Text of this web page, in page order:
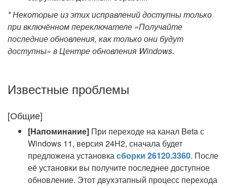
* Некоторые из этих исправлений доступны только
при включённом переключателе «Получайте
последние обновления, как только они будут
доступны» в Центре обновления Windows.
Известные проблемы
[Общие]
[Напоминание] При переходе на канал Beta с
Windows 11, версия 24H2, сначала будет
предложена установкасборки 26120.3360. После
её установки вы получите последнее доступное
обновление. Этот двухэтапный процесс перехода